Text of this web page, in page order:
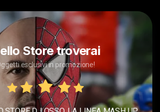
Store troverai
esclusivi in promozione!